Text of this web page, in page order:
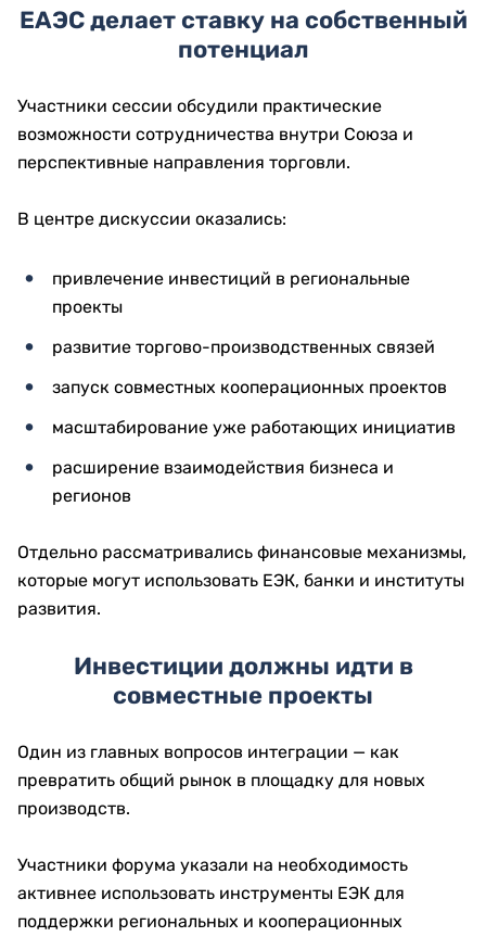
ЕАЭС делает ставку на собственный
потенциал
Участники сессии обсудили практические
возможности сотрудничества внутри Союза и
перспективные направления торговли.
В центре дискуссии оказались:
привлечение инвестиций в региональные
проекты
развитие торгово-производственных связей
запуск совместных кооперационных проектов
масштабирование уже работающих инициатив
расширение взаимодействия бизнеса и
регионов
Отдельно рассматривались финансовые механизмы,
которые могут использовать ЕЭК, банки и институты
развития.
Инвестиции должны идти в
совместные проекты
Один из главных вопросов интеграции — как
превратить общий рынок в площадку для новых
производств.
Участники форума указали на необходимость
активнее использовать инструменты ЕЭК для
поддержки региональных и кооперационных